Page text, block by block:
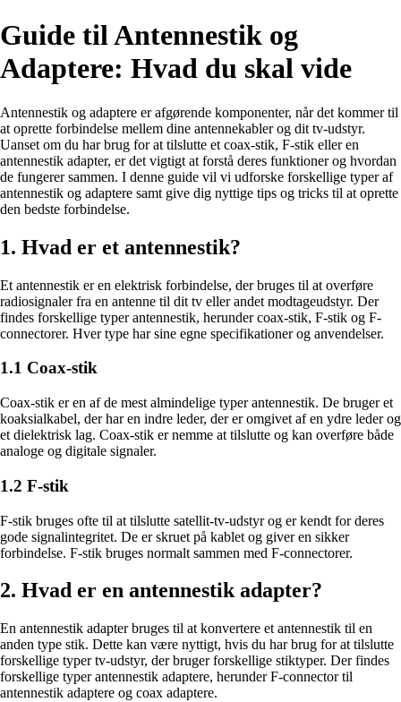
Guide til Antennestik og
Adaptere: Hvad du skal vide
Antennestik og adaptere er afgørende komponenter, når det kommer til
at oprette forbindelse mellem dine antennekabler og dit tv-udstyr.
Uanset om du har brug for at tilslutte et coax-stik, F-stik eller en
antennestik adapter, er det vigtigt at forstå deres funktioner og hvordan
de fungerer sammen. I denne guide vil vi udforske forskellige typer af
antennestik og adaptere samt give dig nyttige tips og tricks til at oprette
den bedste forbindelse.
1. Hvad er et antennestik?
Et antennestik er en elektrisk forbindelse, der bruges til at overføre
radiosignaler fra en antenne til dit tv eller andet modtageudstyr. Der
findes forskellige typer antennestik, herunder coax-stik, F-stik og F-
connectorer. Hver type har sine egne specifikationer og anvendelser.
1.1 Coax-stik
Coax-stik er en af de mest almindelige typer antennestik. De bruger et
koaksialkabel, der har en indre leder, der er omgivet af en ydre leder og
et dielektrisk lag. Coax-stik er nemme at tilslutte og kan overføre både
analoge og digitale signaler.
1.2 F-stik
F-stik bruges ofte til at tilslutte satellit-tv-udstyr og er kendt for deres
gode signalintegritet. De er skruet på kablet og giver en sikker
forbindelse. F-stik bruges normalt sammen med F-connectorer.
2. Hvad er en antennestik adapter?
En antennestik adapter bruges til at konvertere et antennestik til en
anden type stik. Dette kan være nyttigt, hvis du har brug for at tilslutte
forskellige typer tv-udstyr, der bruger forskellige stiktyper. Der findes
forskellige typer antennestik adaptere, herunder F-connector til
antennestik adaptere og coax adaptere.